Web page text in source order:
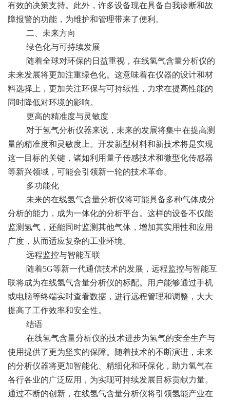
有效的决策支持。此外，许多设备现在具备自我诊断和故
障报警的功能，为维护和管理带来了便利。
二、未来方向
绿色化与可持续发展
随着全球对环保的日益重视，在线氢气含量分析仪的
未来发展将更加注重绿色化。这意味着在仪器的设计和材
料选择上，更加关注环保与可持续性，力求在提高性能的
同时降低对环境的影响。
更高的精准度与灵敏度
对于氢气分析仪器来说，未来的发展将集中在提高测
量的精准度和灵敏度上。开发新型材料和新技术将是实现
这一目标的关键，诸如利用量子传感技术和微型化传感器
等新兴领域，可能会引领新一轮的技术革命。
多功能化
未来的在线氢气含量分析仪将可能具备多种气体成分
分析的能力，成为一体化的分析平台。这样的设备不仅能
监测氢气，还能同时监测其他气体，增加其实用性和应用
广度，从而适应复杂的工业环境。
远程监控与智能互联
随着5G等新一代通信技术的发展，远程监控与智能互
联将成为在线氢气含量分析仪的标配。用户能够通过手机
或电脑等终端实时查看数据，进行远程管理和调整，大大
提高了工作效率和安全性。
结语
在线氢气含量分析仪的技术进步为氢气的安全生产与
使用提供了更为坚实的保障。随着技术的不断演进，未来
的分析仪器将更加智能化、精细化和环保化，助力氢气在
各行各业的广泛应用，为实现可持续发展目标贡献力量。
通过不断的创新，在线氢气含量分析仪将引领氢能产业在